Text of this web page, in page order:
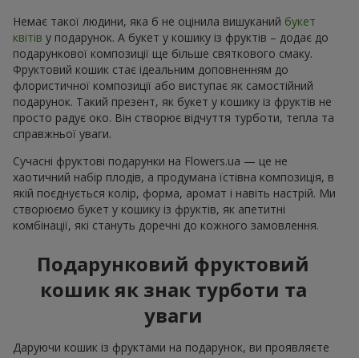
Немає такої людини, яка б не оцінила вишуканий букет
квітів у подарунок. А букет у кошику із фруктів – додає до
подарункової композиції ще більше святкового смаку.
Фруктовий кошик стає ідеальним доповненням до
флористичної композиції або виступає як самостійний
подарунок. Такий презент, як букет у кошику із фруктів не
просто радує око. Він створює відчуття турботи, тепла та
справжньої уваги.
Сучасні фруктові подарунки на Flowers.ua — це не
хаотичний набір плодів, а продумана їстівна композиція, в
якій поєднується колір, форма, аромат і навіть настрій. Ми
створюємо букет у кошику із фруктів, як апетитні
комбінації, які стануть доречні до кожного замовлення.
Подарунковий фруктовий
кошик як знак турботи та
уваги
Даруючи кошик із фруктами на подарунок, ви проявляєте